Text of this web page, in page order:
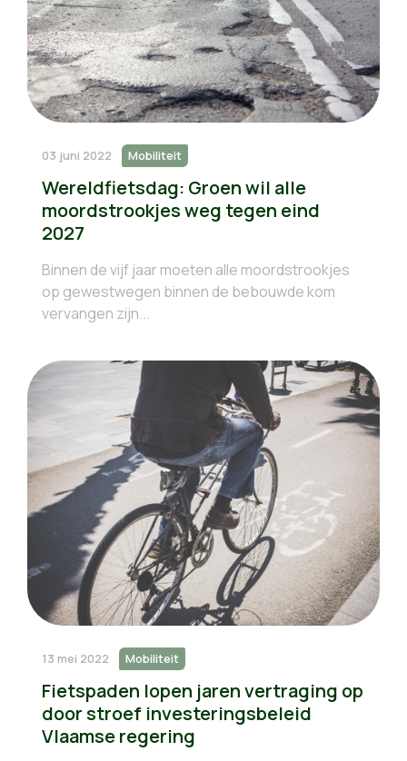
03 juni 2022 Mobiliteit
Wereldfietsdag: Groen wil alle
moordstrookjes weg tegen eind
2027
Binnen de vijf jaar moeten alle moordstrookjes
op gewestwegen binnen de bebouwde kom
vervangen zijn...
13 mei 2022 Mobiliteit
Fietspaden lopen jaren vertraging op
door stroef investeringsbeleid
Vlaamse regering